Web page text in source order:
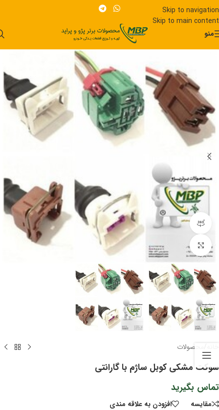
Skip to navigation
Skip to main content
منو
مشاهده 360 درجه
برای بزرگنمایی کلیک کنید
محصولات
سوکت مشکی کوبل ساژم با گارانتی
تماس بگیرید
مقايسه افزودن به علاقه مندی